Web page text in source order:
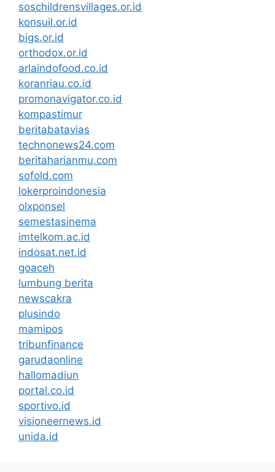
soschildrensvillages.or.id
konsuil.or.id
bigs.or.id
orthodox.or.id
arlaindofood.co.id
koranriau.co.id
promonavigator.co.id
kompastimur
beritabatavias
technonews24.com
beritaharianmu.com
sofold.com
lokerproindonesia
olxponsel
semestasinema
imtelkom.ac.id
indosat.net.id
goaceh
lumbung berita
newscakra
plusindo
mamipos
tribunfinance
garudaonline
hallomadiun
portal.co.id
sportivo.id
visioneernews.id
unida.id